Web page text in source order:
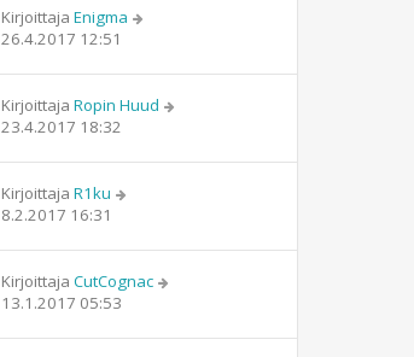
Kirjoittaja Enigma
26.4.2017 12:51
Kirjoittaja Ropin Huud
23.4.2017 18:32
Kirjoittaja R1ku
8.2.2017 16:31
Kirjoittaja CutCognac
13.1.2017 05:53